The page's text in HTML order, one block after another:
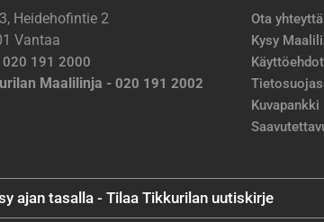
Heidehofintie 2
Vantaa
020 191 2000
Maalilinja - 020 191 2002
Ota yhteyttä
Kysy
Käyttöehdot
Kuvapankki
ajan tasalla - Tilaa Tikkurilan uutiskirje